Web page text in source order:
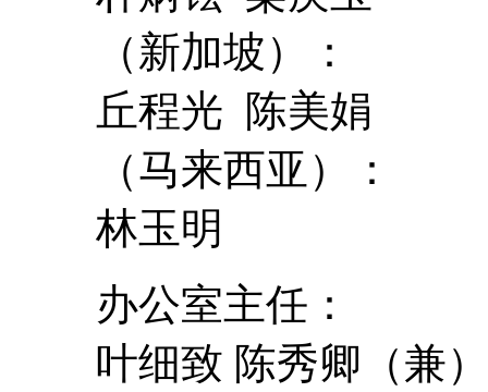
（新加坡）：
丘程光 陈美娟
（马来西亚）：
林玉明
办公室主任：
叶细致 陈秀卿（兼）